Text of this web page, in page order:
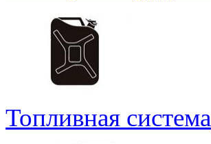
Топливная система